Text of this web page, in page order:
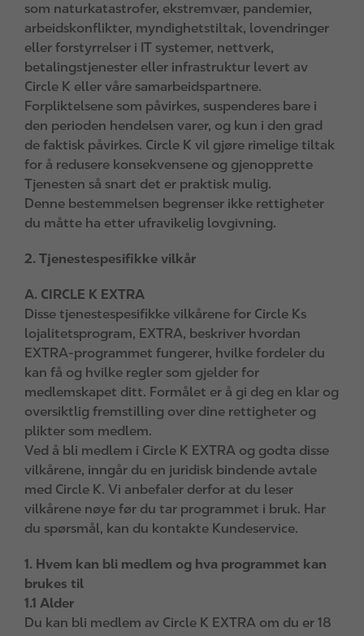
som naturkatastrofer, ekstremvær, pandemier,
arbeidskonflikter, myndighetstiltak, lovendringer
eller forstyrrelser i IT systemer, nettverk,
betalingstjenester eller infrastruktur levert av
Circle K eller våre samarbeidspartnere.
Forpliktelsene som påvirkes, suspenderes bare i
den perioden hendelsen varer, og kun i den grad
de faktisk påvirkes. Circle K vil gjøre rimelige tiltak
for å redusere konsekvensene og gjenopprette
Tjenesten så snart det er praktisk mulig.
Denne bestemmelsen begrenser ikke rettigheter
du måtte ha etter ufravikelig lovgivning.
2. Tjenestespesifikke vilkår
A. CIRCLE K EXTRA
Disse tjenestespesifikke vilkårene for Circle Ks
lojalitetsprogram, EXTRA, beskriver hvordan
EXTRA-programmet fungerer, hvilke fordeler du
kan få og hvilke regler som gjelder for
medlemskapet ditt. Formålet er å gi deg en klar og
oversiktlig fremstilling over dine rettigheter og
plikter som medlem.
Ved å bli medlem i Circle K EXTRA og godta disse
vilkårene, inngår du en juridisk bindende avtale
med Circle K. Vi anbefaler derfor at du leser
vilkårene nøye før du tar programmet i bruk. Har
du spørsmål, kan du kontakte Kundeservice.
1. Hvem kan bli medlem og hva programmet kan
brukes til
1.1 Alder
Du kan bli medlem av Circle K EXTRA om du er 18